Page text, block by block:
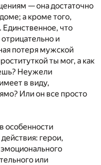
— она достаточно
а кроме того,
Единственное, что
и
потеря мужской
ты мог, а как
Неужели
в виду,
Или он все просто
особенности
герои,
эмоционального
или